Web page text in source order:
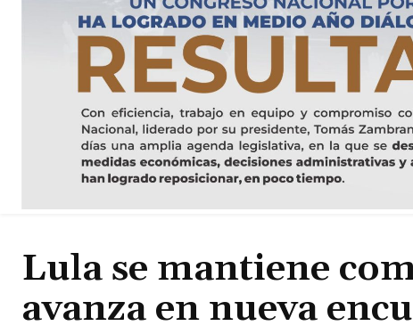
Lula se mantiene
avanza en nueva